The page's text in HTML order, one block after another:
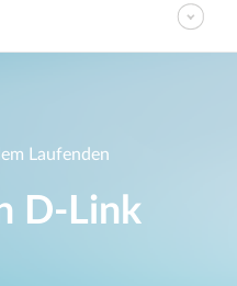
Laufenden
D‑Link